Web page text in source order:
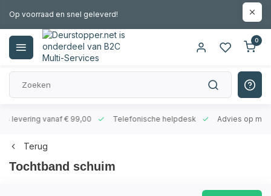
Op voorraad en snel geleverd!
0
vanaf € 99,00 Telefonische helpdesk Advies op maat
Terug
Tochtband schuim